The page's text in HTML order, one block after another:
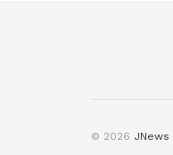
© 2026 JNews